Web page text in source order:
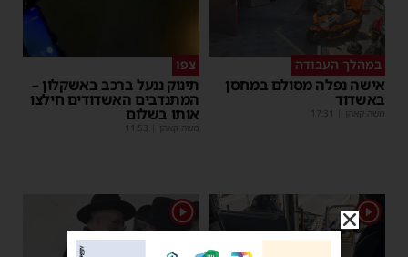
במהלך העבודה
אישה נפלה מסולם במחסן
באשדוד
משה קאהן 17:31
צפו
תינוק ננעל ברכב באשקלון –
המתנדבים האשדודים חילצו
אותו בשלום
משה קאהן 11:53
1
1